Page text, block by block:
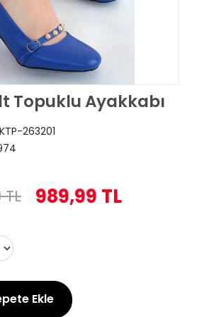
Topuklu Ayakkabı
263201
TL 989,99 TL
Ekle